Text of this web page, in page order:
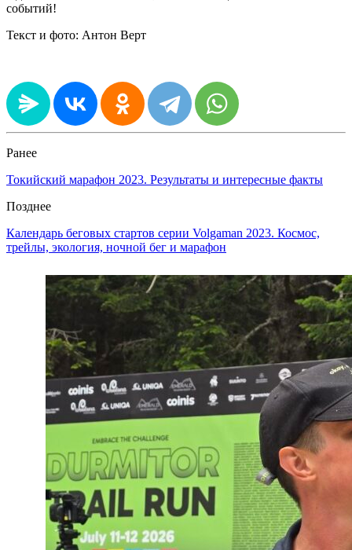
событий!
Текст и фото: Антон Верт
Ранее
Токийский марафон 2023. Результаты и интересные факты
Позднее
Календарь беговых стартов серии Volgaman 2023. Космос,
трейлы, экология, ночной бег и марафон